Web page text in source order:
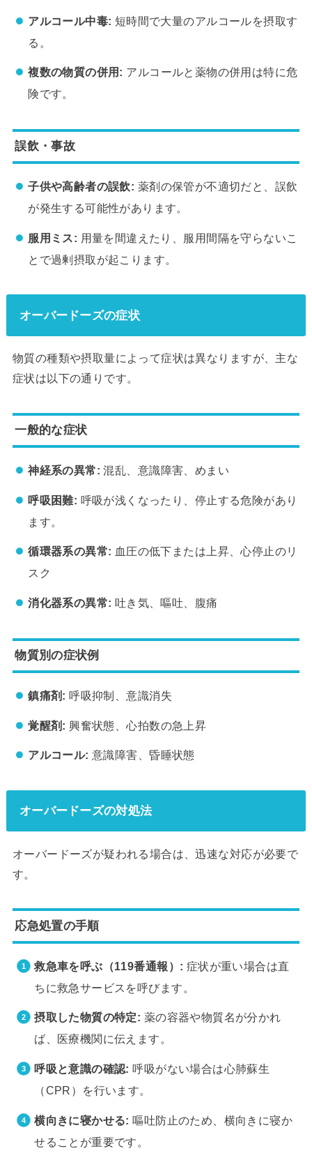
アルコール中毒: 短時間で大量のアルコールを摂取す
る。
複数の物質の併用: アルコールと薬物の併用は特に危
険です。
誤飲・事故
子供や高齢者の誤飲: 薬剤の保管が不適切だと、誤飲
が発生する可能性があります。
服用ミス: 用量を間違えたり、服用間隔を守らないこ
とで過剰摂取が起こります。
オーバードーズの症状
物質の種類や摂取量によって症状は異なりますが、主な
症状は以下の通りです。
一般的な症状
神経系の異常: 混乱、意識障害、めまい
呼吸困難: 呼吸が浅くなったり、停止する危険があり
ます。
循環器系の異常: 血圧の低下または上昇、心停止のリ
スク
消化器系の異常: 吐き気、嘔吐、腹痛
物質別の症状例
鎮痛剤: 呼吸抑制、意識消失
覚醒剤: 興奮状態、心拍数の急上昇
アルコール: 意識障害、昏睡状態
オーバードーズの対処法
オーバードーズが疑われる場合は、迅速な対応が必要で
す。
応急処置の手順
救急車を呼ぶ（119番通報）: 症状が重い場合は直
ちに救急サービスを呼びます。
摂取した物質の特定: 薬の容器や物質名が分かれ
ば、医療機関に伝えます。
呼吸と意識の確認: 呼吸がない場合は心肺蘇生
（CPR）を行います。
横向きに寝かせる: 嘔吐防止のため、横向きに寝か
せることが重要です。